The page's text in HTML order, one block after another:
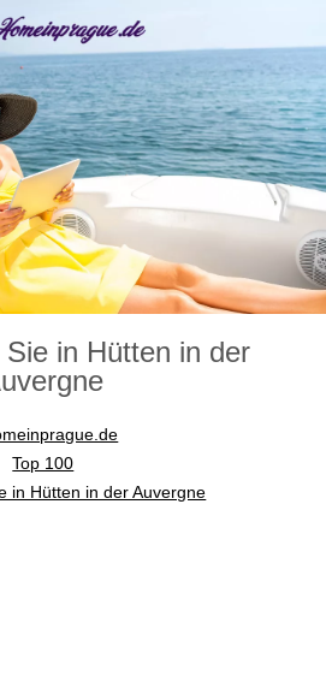
in Hütten in der
Top 100
in Hütten in der Auvergne